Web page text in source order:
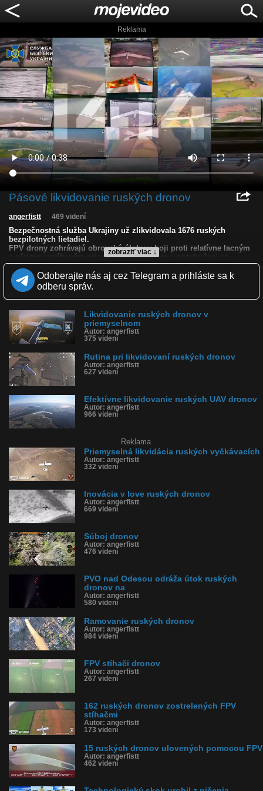
Reklama
Pásové likvidovanie ruských dronov
zobraziť viac ↓
angerfistt 469 videní
Bezpečnostná služba Ukrajiny už zlikvidovala 1676 ruských
bezpilotných lietadiel.
FPV drony zohrávajú obrovskú úlohu v boji proti relatívne lacným
a sériovo vyrábaným prieskumným dronom a potulujúcej sa
munícii.
Očakáva sa aj výraznejší podiel FPV lovcov dronov na likvidovaní
Shahedov.
Zverejnené: 27.2.2025 11:16
Krajina: Ukrajina 🇺🇦
Páči sa: 100% (5 hlasov)
Obľúbené: 0
Dľžka: 0:38
Kategória: veda a technika
Tagy: ukrajina, rusko, vojna, invazia, okupanti, lovec dronov, fpv
Odoberajte nás aj cez Telegram a prihláste sa k
odberu správ.
Likvidovanie ruských dronov v
priemyselnom
Autor: angerfistt
375 videní
Rutina pri likvidovaní ruských dronov
Autor: angerfistt
627 videní
Efektívne likvidovanie ruských UAV dronov
Autor: angerfistt
966 videní
Reklama
Priemyselná likvidácia ruských vyčkávacích
Autor: angerfistt
332 videní
Inovácia v love ruských dronov
Autor: angerfistt
669 videní
Súboj dronov
Autor: angerfistt
476 videní
PVO nad Odesou odráža útok ruských
dronov na
Autor: angerfistt
580 videní
Ramovanie ruských dronov
Autor: angerfistt
984 videní
FPV stíhači dronov
Autor: angerfistt
267 videní
162 ruských dronov zostrelených FPV
stíhačmi
Autor: angerfistt
173 videní
15 ruských dronov ulovených pomocou FPV
Autor: angerfistt
462 videní